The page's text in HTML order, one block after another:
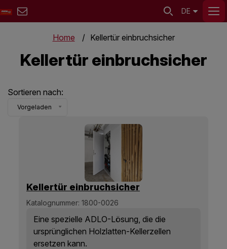
DE
Home Kellertür einbruchsicher
Kellertür einbruchsicher
Sortieren nach:
Vorgeladen
Kellertür einbruchsicher
Katalognummer: 1800-0026
Eine spezielle ADLO-Lösung, die die
ursprünglichen Holzlatten-Kellerzellen
ersetzen kann.